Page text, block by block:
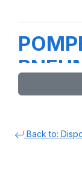
Back to: